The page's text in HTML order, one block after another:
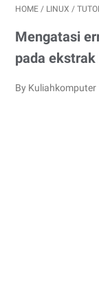
HOME / LINUX /
Mengatasi
pada ekstrak
By Kuliahkomputer